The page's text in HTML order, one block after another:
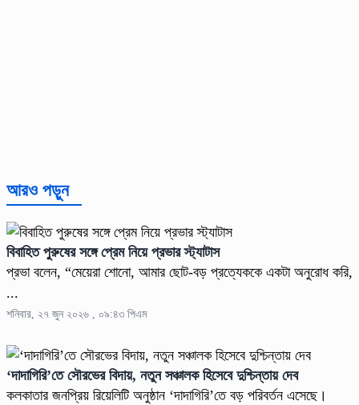
আরও পড়ুন
বিবাহিত পুরুষের সঙ্গে প্রেম নিয়ে প্রভার স্ট্যাটাস
প্রভা বলেন, “মেয়েরা শোনো, আমার ছোট-বড় প্রত্যেককে একটা অনুরোধ করি,
...
শনিবার, ২৭ জুন ২০২৬ , ০৯:৪৩ পিএম
‘দাদাগিরি’তে সৌরভের বিদায়, নতুন সঞ্চালক হিসেবে দুশ্চিন্তায় দেব
কলকাতার জনপ্রিয় রিয়েলিটি অনুষ্ঠান ‘দাদাগিরি’তে বড় পরিবর্তন এসেছে।